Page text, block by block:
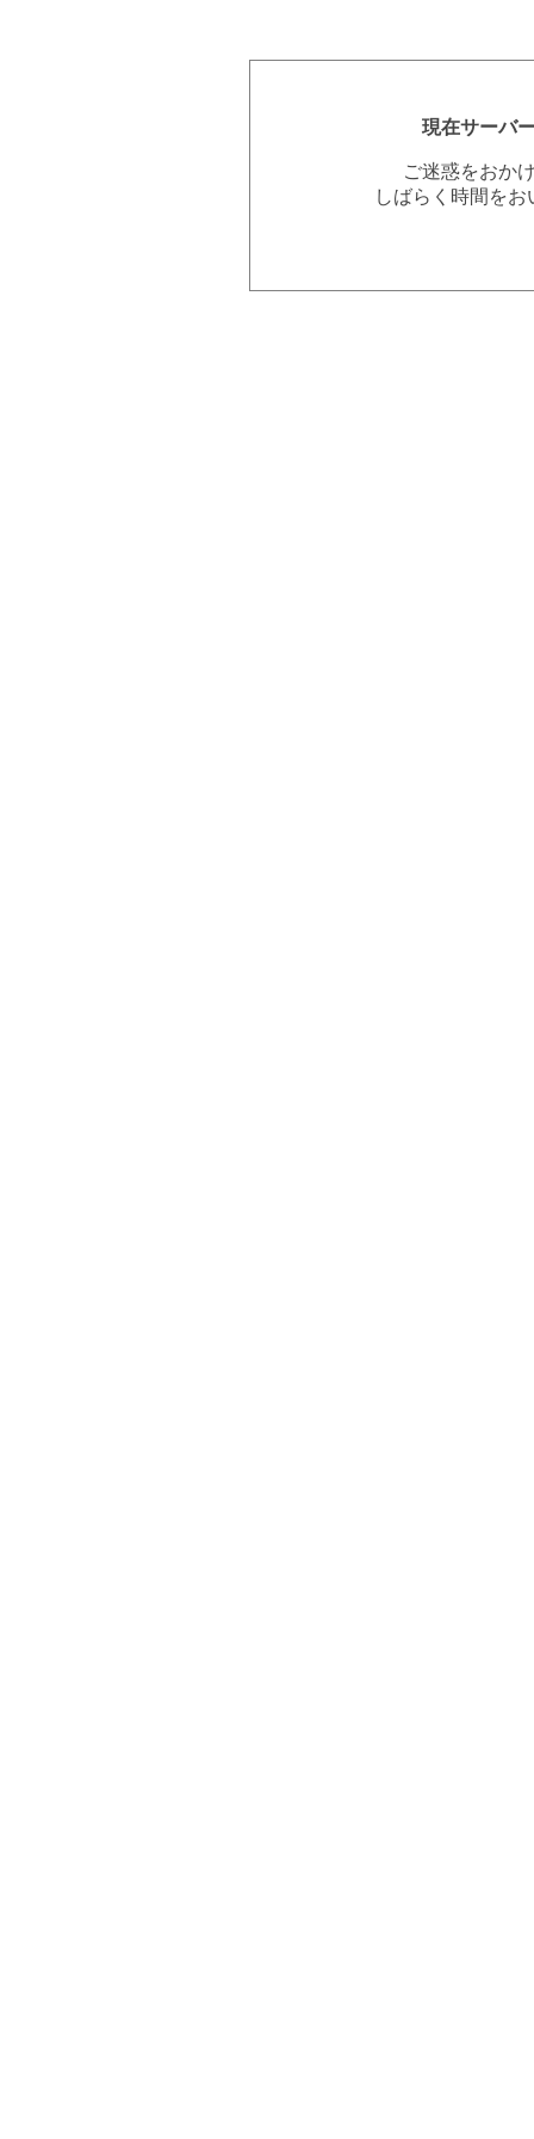
現在サーバ
ご迷惑をおか
しばらく時間を